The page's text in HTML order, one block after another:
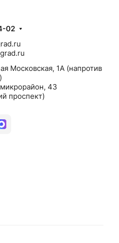
02
Московская, 1А (напротив
43
проспект)